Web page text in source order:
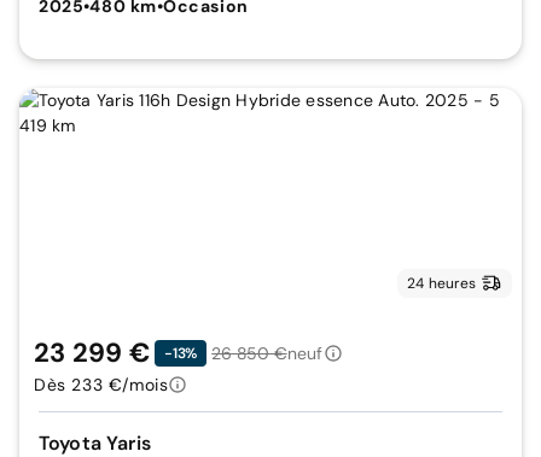
2025•480 km•Occasion
24 heures
Toyota Yaris
23 299 € -13% 26 850 €neuf
Dès 233 €/mois